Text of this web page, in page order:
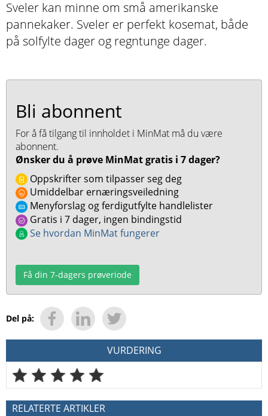
Sveler kan minne om små amerikanske
pannekaker. Sveler er perfekt kosemat, både
på solfylte dager og regntunge dager.
Bli abonnent
For å få tilgang til innholdet i MinMat må du være
abonnent.
Ønsker du å prøve MinMat gratis i 7 dager?
Oppskrifter som tilpasser seg deg
Umiddelbar ernæringsveiledning
Menyforslag og ferdigutfylte handlelister
Gratis i 7 dager, ingen bindingstid
Se hvordan MinMat fungerer
Få din 7-dagers prøveriode
Del på:
VURDERING
RELATERTE ARTIKLER